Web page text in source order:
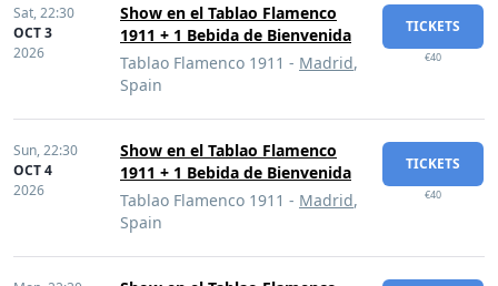
Sat,22:30
OCT 3
2026
Show en el Tablao Flamenco
1911 + 1 Bebida de Bienvenida
Tablao Flamenco 1911 - Madrid,
Spain
TICKETS
€40
Sun,22:30
OCT 4
2026
Show en el Tablao Flamenco
1911 + 1 Bebida de Bienvenida
Tablao Flamenco 1911 - Madrid,
Spain
TICKETS
€40